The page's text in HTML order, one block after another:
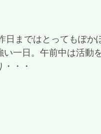
い一日。午前中は活動
・・・